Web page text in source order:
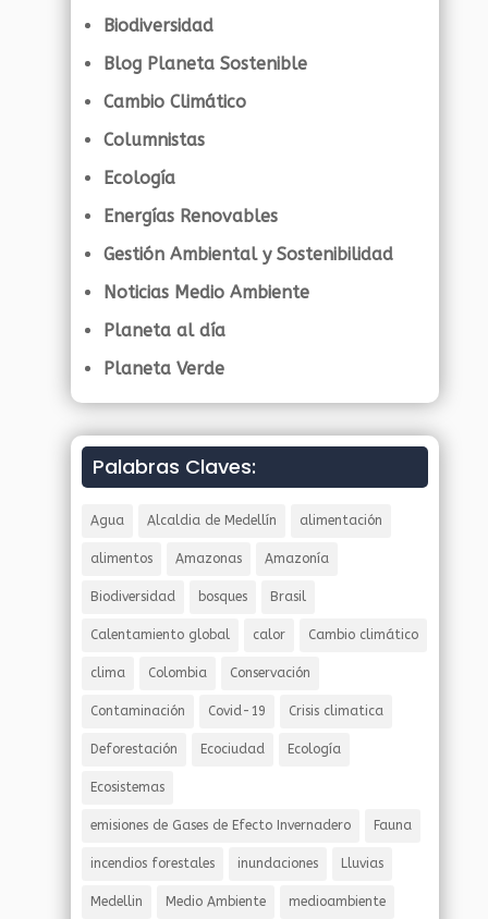
Biodiversidad
Blog Planeta Sostenible
Cambio Climático
Columnistas
Ecología
Energías Renovables
Gestión Ambiental y Sostenibilidad
Noticias Medio Ambiente
Planeta al día
Planeta Verde
Palabras Claves:
Agua Alcaldia de Medellín alimentación
alimentos Amazonas Amazonía
Biodiversidad bosques Brasil
Calentamiento global calor Cambio climático
clima Colombia Conservación
Contaminación Covid-19 Crisis climatica
Deforestación Ecociudad Ecología
Ecosistemas
emisiones de Gases de Efecto Invernadero Fauna
incendios forestales inundaciones Lluvias
Medellin Medio Ambiente medioambiente